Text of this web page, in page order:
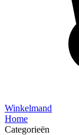
Winkelmand
Home
Categorieën